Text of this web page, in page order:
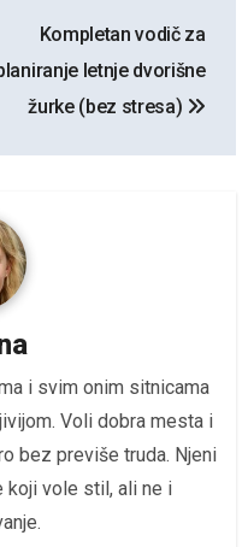
Kompletan vodič za
letnje dvorišne
žurke (bez stresa)
i svim onim sitnicama
Voli dobra mesta i
bez previše truda. Njeni
koji vole stil, ali ne i